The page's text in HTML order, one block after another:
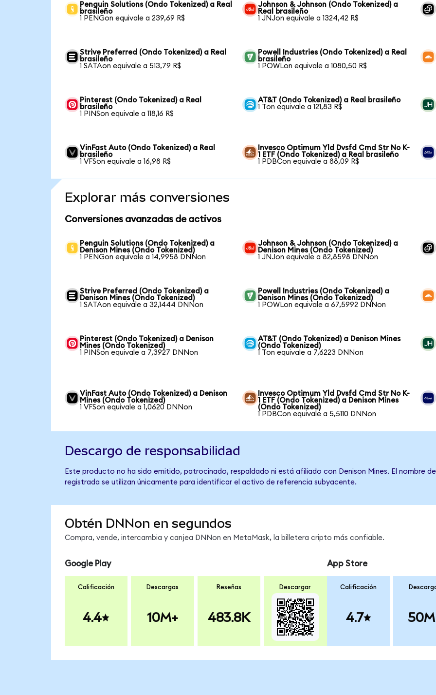
Penguin Solutions (Ondo Tokenized) a Real
brasileño
1 PENGon equivale a 239,69 R$
Johnson & Johnson (Ondo Tokenized) a
Real brasileño
1 JNJon equivale a 1324,42 R$
Strive Preferred (Ondo Tokenized) a Real
brasileño
1 SATAon equivale a 513,79 R$
Powell Industries (Ondo Tokenized) a Real
brasileño
1 POWLon equivale a 1080,50 R$
Pinterest (Ondo Tokenized) a Real
brasileño
1 PINSon equivale a 118,16 R$
AT&T (Ondo Tokenized) a Real brasileño
1 Ton equivale a 121,83 R$
VinFast Auto (Ondo Tokenized) a Real
brasileño
1 VFSon equivale a 16,98 R$
Invesco Optimum Yld Dvsfd Cmd Str No K-
1 ETF (Ondo Tokenized) a Real brasileño
1 PDBCon equivale a 88,09 R$
Explorar más conversiones
Conversiones avanzadas de activos
Penguin Solutions (Ondo Tokenized) a
Denison Mines (Ondo Tokenized)
1 PENGon equivale a 14,9958 DNNon
Johnson & Johnson (Ondo Tokenized) a
Denison Mines (Ondo Tokenized)
1 JNJon equivale a 82,8598 DNNon
Strive Preferred (Ondo Tokenized) a
Denison Mines (Ondo Tokenized)
1 SATAon equivale a 32,1444 DNNon
Powell Industries (Ondo Tokenized) a
Denison Mines (Ondo Tokenized)
1 POWLon equivale a 67,5992 DNNon
Pinterest (Ondo Tokenized) a Denison
Mines (Ondo Tokenized)
1 PINSon equivale a 7,3927 DNNon
AT&T (Ondo Tokenized) a Denison Mines
(Ondo Tokenized)
1 Ton equivale a 7,6223 DNNon
VinFast Auto (Ondo Tokenized) a Denison
Mines (Ondo Tokenized)
1 VFSon equivale a 1,0620 DNNon
Invesco Optimum Yld Dvsfd Cmd Str No K-
1 ETF (Ondo Tokenized) a Denison Mines
(Ondo Tokenized)
1 PDBCon equivale a 5,5110 DNNon
Descargo de responsabilidad
Este producto no ha sido emitido, patrocinado, respaldado ni está afiliado con Denison Mines. El nombre
registrada se utilizan únicamente para identificar el activo de referencia subyacente.
Obtén DNNon en segundos
Compra, vende, intercambia y canjea DNNon en MetaMask, la billetera cripto más confiable.
Google Play
Calificación
4.4
Descargas
10M+
Reseñas
483.8K
Descargar
App Store
Calificación
4.7